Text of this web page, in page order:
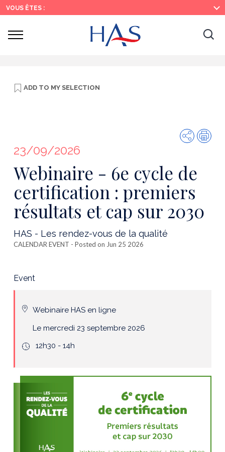
Search
Main
Menu
Main
Content
VOUS ÊTES :
Ouvrir
ADD TO MY SELECTION
Share
23/09/2026
Webinaire - 6e cycle de
certification : premiers
résultats et cap sur 2030
HAS - Les rendez-vous de la qualité
CALENDAR EVENT - Posted on Jun 25 2026
Event
Webinaire HAS en ligne
Le mercredi 23 septembre 2026
icone
12h30 - 14h